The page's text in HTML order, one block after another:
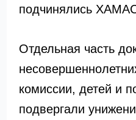
подчинялись
Отдельная часть
комиссии, детей и
подвергали